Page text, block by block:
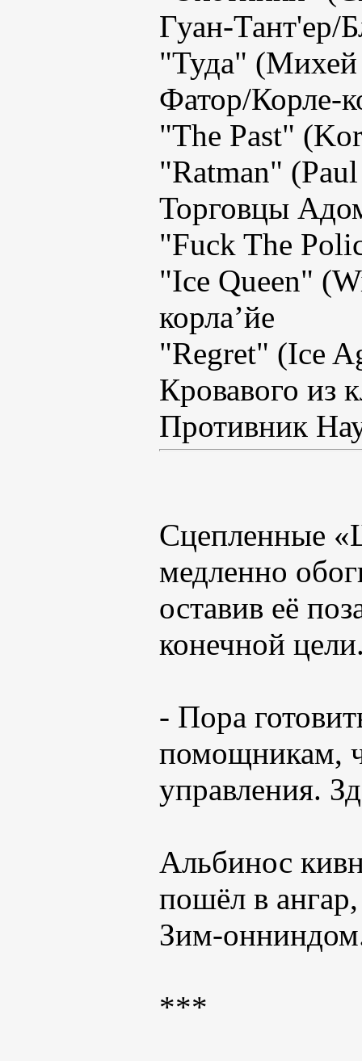
Гуан-Тант'ер/
"Туда"
Фатор/Корле-
"The Past"
"Ratman"
Торговцы
"Fuck The
"Ice Queen"
корла’йе
"Regret" (Ice
Кровавого из
Противник
Сцепленные
медленно
оставив её
конечной
- Пора
помощникам,
управления.
Альбинос
пошёл в
Зим-
***